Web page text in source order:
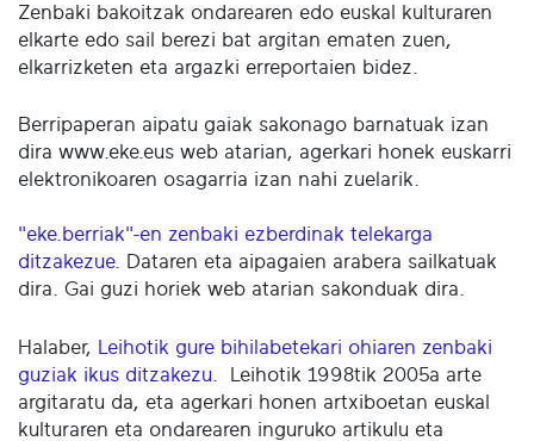
Zenbaki bakoitzak ondarearen edo euskal kulturaren
elkarte edo sail berezi bat argitan ematen zuen,
elkarrizketen eta argazki erreportaien bidez.
Berripaperan aipatu gaiak sakonago barnatuak izan
dira www.eke.eus web atarian, agerkari honek euskarri
elektronikoaren osagarria izan nahi zuelarik.
"eke.berriak"-en zenbaki ezberdinak telekarga
ditzakezue. Dataren eta aipagaien arabera sailkatuak
dira. Gai guzi horiek web atarian sakonduak dira.
Halaber,
Leihotik gure bihilabetekari ohiaren zenbaki
guziak ikus ditzakezu.
Leihotik 1998tik 2005a arte
argitaratu da, eta agerkari honen artxiboetan euskal
kulturaren eta ondarearen inguruko artikulu eta